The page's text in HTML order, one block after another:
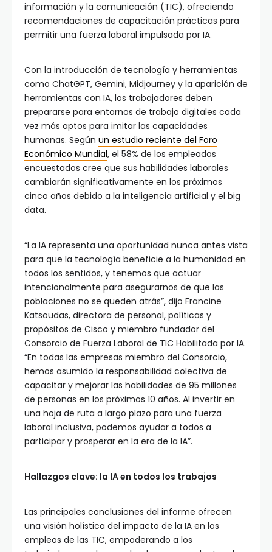
información y la comunicación (TIC), ofreciendo
recomendaciones de capacitación prácticas para
permitir una fuerza laboral impulsada por IA.
Con la introducción de tecnología y herramientas
como ChatGPT, Gemini, Midjourney y la aparición de
herramientas con IA, los trabajadores deben
prepararse para entornos de trabajo digitales cada
vez más aptos para imitar las capacidades
humanas. Según un estudio reciente del Foro
Económico Mundial, el 58% de los empleados
encuestados cree que sus habilidades laborales
cambiarán significativamente en los próximos
cinco años debido a la inteligencia artificial y el big
data.
“La IA representa una oportunidad nunca antes vista
para que la tecnología beneficie a la humanidad en
todos los sentidos, y tenemos que actuar
intencionalmente para asegurarnos de que las
poblaciones no se queden atrás”, dijo Francine
Katsoudas, directora de personal, políticas y
propósitos de Cisco y miembro fundador del
Consorcio de Fuerza Laboral de TIC Habilitada por IA.
“En todas las empresas miembro del Consorcio,
hemos asumido la responsabilidad colectiva de
capacitar y mejorar las habilidades de 95 millones
de personas en los próximos 10 años. Al invertir en
una hoja de ruta a largo plazo para una fuerza
laboral inclusiva, podemos ayudar a todos a
participar y prosperar en la era de la IA”.
Hallazgos clave: la IA en todos los trabajos
Las principales conclusiones del informe ofrecen
una visión holística del impacto de la IA en los
empleos de las TIC, empoderando a los